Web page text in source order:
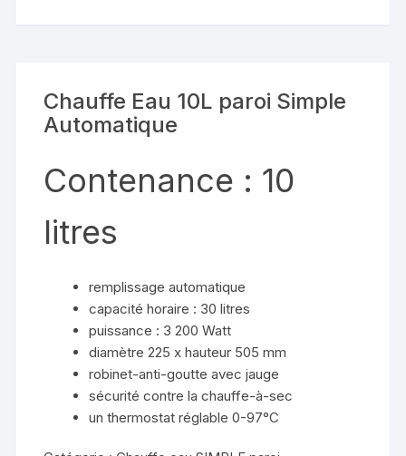
Chauffe Eau 10L paroi Simple
Automatique
Contenance : 10
litres
remplissage automatique
capacité horaire : 30 litres
puissance : 3 200 Watt
diamètre 225 x hauteur 505 mm
robinet-anti-goutte avec jauge
sécurité contre la chauffe-à-sec
un thermostat réglable 0-97°C